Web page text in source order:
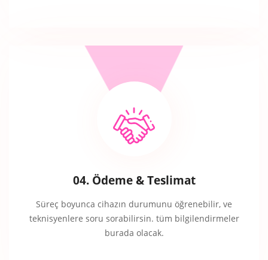
04. Ödeme & Teslimat
Süreç boyunca cihazın durumunu öğrenebilir, ve
teknisyenlere soru sorabilirsin. tüm bilgilendirmeler
burada olacak.